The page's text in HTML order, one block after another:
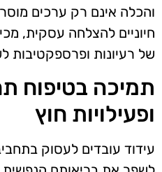
והכלה אינם רק ערכים
חיוניים להצלחה עסקית,
של רעיונות ופרספקטיבות
תמיכה בטיפוח
ופעילויות חוץ
עידוד עובדים לעסוק